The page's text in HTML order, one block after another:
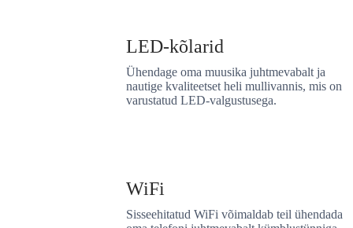
LED-kõlarid
Ühendage oma muusika juhtmevabalt ja
nautige kvaliteetset heli mullivannis, mis on
varustatud LED-valgustusega.
WiFi
Sisseehitatud WiFi võimaldab teil ühendada